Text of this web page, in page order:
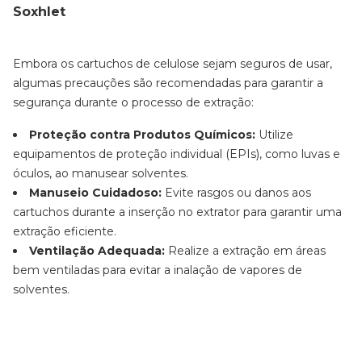
Soxhlet
Embora os cartuchos de celulose sejam seguros de usar,
algumas precauções são recomendadas para garantir a
segurança durante o processo de extração:
Proteção contra Produtos Químicos: Utilize
equipamentos de proteção individual (EPIs), como luvas e
óculos, ao manusear solventes.
Manuseio Cuidadoso: Evite rasgos ou danos aos
cartuchos durante a inserção no extrator para garantir uma
extração eficiente.
Ventilação Adequada: Realize a extração em áreas
bem ventiladas para evitar a inalação de vapores de
solventes.